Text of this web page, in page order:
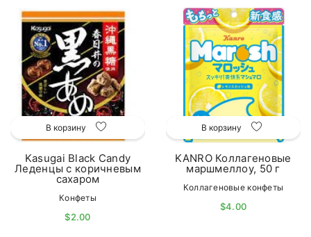
В корзину
Kasugai Black Candy
Леденцы с коричневым
сахаром
Конфеты
$2.00
В корзину
KANRO Коллагеновые
маршмеллоу, 50 г
Коллагеновые конфеты
$4.00